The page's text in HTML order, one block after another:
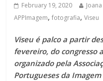
February 19, 2020
APPImagem,fotografia,Viseu
Viseu é palco a partir
fevereiro, do congresso
organizado pela
Portugueses da Imagem